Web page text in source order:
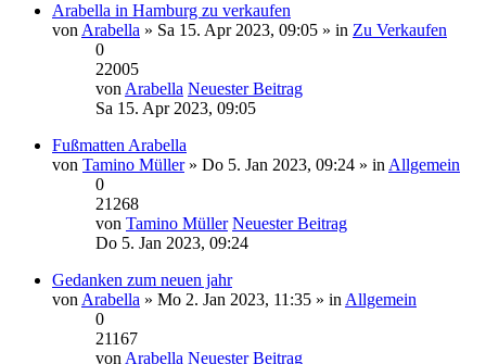
Arabella in Hamburg zu verkaufen
von Arabella » Sa 15. Apr 2023, 09:05 » in Zu Verkaufen
0
22005
von Arabella Neuester Beitrag
Sa 15. Apr 2023, 09:05
Fußmatten Arabella
von Tamino Müller» Do 5. Jan 2023, 09:24 » in Allgemein
0
21268
von Tamino Müller Neuester Beitrag
Do 5. Jan 2023, 09:24
Gedanken zum neuen jahr
von Arabella » Mo 2. Jan 2023, 11:35 » in Allgemein
0
21167
von Arabella Neuester Beitrag